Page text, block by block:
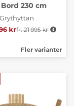
Bord 230 cm
Grythyttan
krOrdinarie pris:
fr. 21 995 kr
Fler varianter